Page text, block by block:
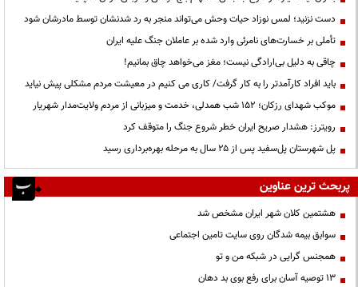
دست نزنید؛ لمس نوزاد حیات وحش می‌تواند منجر به رد شدنشان توسط مادرشان شود
تأملی بر خسارت‌های نامرئی وارد شده بر عاملان جنگ علیه ایران
چاقی به دلیل بی‌ارادگی نیست؛ مغز می‌خواهد چاق بمانیم!
باید افراد کارآمدتر را به کار گرفت/ کاری می کنیم در معیشت مردم مشکلی پیش نیاید
موکب شهدای رزکان؛ ۱۵۲ شب همدلی، خدمت و میزبانی از مردم ولایت‌مدار شهریار
رویترز: هشدار صریح ایران خطر شروع جنگ را متوقف کرد
پل شهرستان پل‌سفید پس از ۲۵ سال به مرحله بهره‌برداری رسید
پربحث ترین عناوین
هشتمین کلان شهر ایران مشخص شد
سوابق بیمه شدگان روی سایت تامین اجتماعی
همجنس گرایی در شبکه من و تو
13 توصیه آسان برای رفع بوی بد دهان